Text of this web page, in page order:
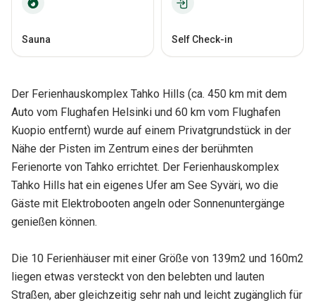
Sauna Self Check-in
Der Ferienhauskomplex Tahko Hills (ca. 450 km mit dem
Auto vom Flughafen Helsinki und 60 km vom Flughafen
Kuopio entfernt) wurde auf einem Privatgrundstück in der
Nähe der Pisten im Zentrum eines der berühmten
Ferienorte von Tahko errichtet. Der Ferienhauskomplex
Tahko Hills hat ein eigenes Ufer am See Syväri, wo die
Gäste mit Elektrobooten angeln oder Sonnenuntergänge
genießen können.
Die 10 Ferienhäuser mit einer Größe von 139m2 und 160m2
liegen etwas versteckt von den belebten und lauten
Straßen, aber gleichzeitig sehr nah und leicht zugänglich für